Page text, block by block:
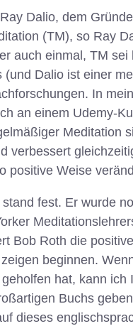
Dalio, dem
(TM), so Ray
auch einmal, TM
Dalio ist einer
In
an einem Udemy-
Meditation
verbessert
positive Weise
fest. Er wurde
Bob Roth die
beginnen.
hat, kann
Buchs
dieses